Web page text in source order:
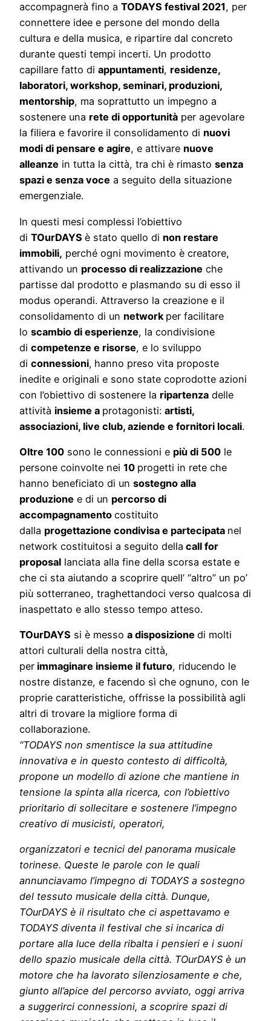
accompagnerà fino a TODAYS festival 2021, per
connettere idee e persone del mondo della
cultura e della musica, e ripartire dal concreto
durante questi tempi incerti. Un prodotto
capillare fatto di appuntamenti, residenze,
laboratori, workshop, seminari, produzioni,
mentorship, ma soprattutto un impegno a
sostenere una rete di opportunità per agevolare
la filiera e favorire il consolidamento di nuovi
modi di pensare e agire, e attivare nuove
alleanze in tutta la città, tra chi è rimasto senza
spazi e senza voce a seguito della situazione
emergenziale.
In questi mesi complessi l’obiettivo
di TOurDAYS è stato quello di non restare
immobili, perché ogni movimento è creatore,
attivando un processo di realizzazione che
partisse dal prodotto e plasmando su di esso il
modus operandi. Attraverso la creazione e il
consolidamento di un network per facilitare
lo scambio di esperienze, la condivisione
di competenze e risorse, e lo sviluppo
di connessioni, hanno preso vita proposte
inedite e originali e sono state coprodotte azioni
con l’obiettivo di sostenere la ripartenza delle
attività insieme a protagonisti: artisti,
associazioni, live club, aziende e fornitori locali.
Oltre 100 sono le connessioni e più di 500 le
persone coinvolte nei 10 progetti in rete che
hanno beneficiato di un sostegno alla
produzione e di un percorso di
accompagnamento costituito
dalla progettazione condivisa e partecipata nel
network costituitosi a seguito della call for
proposal lanciata alla fine della scorsa estate e
che ci sta aiutando a scoprire quell’ “altro” un po’
più sotterraneo, traghettandoci verso qualcosa di
inaspettato e allo stesso tempo atteso.
TOurDAYS si è messo a disposizione di molti
attori culturali della nostra città,
per immaginare insieme il futuro, riducendo le
nostre distanze, e facendo sì che ognuno, con le
proprie caratteristiche, offrisse la possibilità agli
altri di trovare la migliore forma di
collaborazione.
“TODAYS non smentisce la sua attitudine
innovativa e in questo contesto di difficoltà,
propone un modello di azione che mantiene in
tensione la spinta alla ricerca, con l’obiettivo
prioritario di sollecitare e sostenere l’impegno
creativo di musicisti, operatori,
organizzatori e tecnici del panorama musicale
torinese. Queste le parole con le quali
annunciavamo l’impegno di TODAYS a sostegno
del tessuto musicale della città. Dunque,
TOurDAYS è il risultato che ci aspettavamo e
TODAYS diventa il festival che si incarica di
portare alla luce della ribalta i pensieri e i suoni
dello spazio musicale della città. TOurDAYS è un
motore che ha lavorato silenziosamente e che,
giunto all’apice del percorso avviato, oggi arriva
a suggerirci connessioni, a scoprire spazi di